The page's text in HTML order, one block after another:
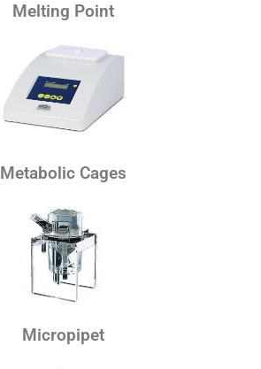
Melting Point
Metabolic Cages
Micropipet